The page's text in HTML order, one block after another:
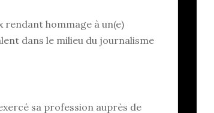
rendant hommage à un(e)
dans le milieu du journalisme
sa profession auprès de